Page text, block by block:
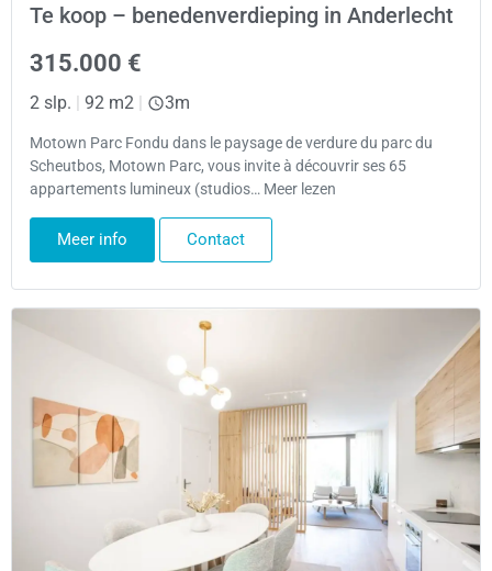
Te koop – benedenverdieping in Anderlecht
315.000 €
2 slp. | 92 m2 | 3m
Motown Parc Fondu dans le paysage de verdure du parc du
Scheutbos, Motown Parc, vous invite à découvrir ses 65
appartements lumineux (studios… Meer lezen
Meer info Contact